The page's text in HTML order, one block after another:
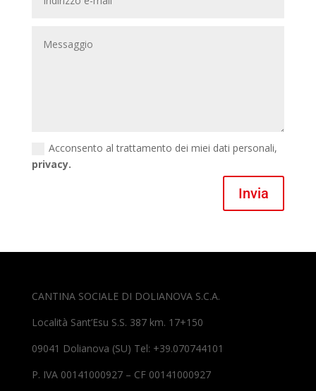
Acconsento al trattamento dei miei dati personali,
privacy.
Invia
CANTINA SOCIALE DI DOLIANOVA S.C.A.
Località Sant’Esu S.S. 387 km. 17+150
09041 Dolianova (SU) Tel: +39.070744101
P. IVA 00141000927 – CF 00141000927